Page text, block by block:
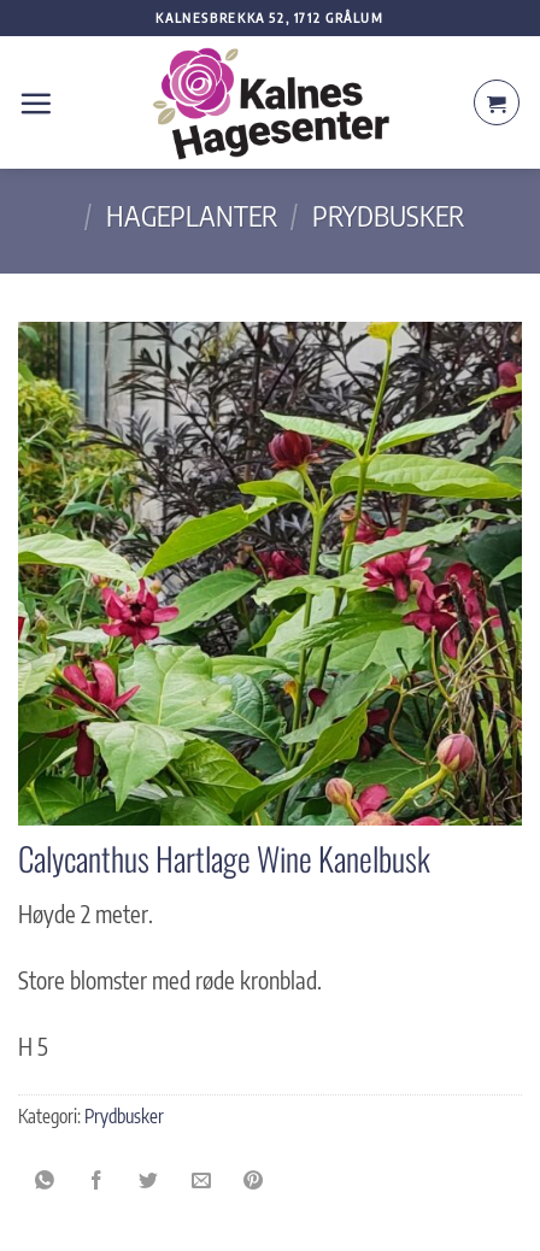
content
KALNESBREKKA 52, 1712 GRÅLUM
/ HAGEPLANTER / PRYDBUSKER
Calycanthus Hartlage Wine Kanelbusk
Høyde 2 meter.
Store blomster med røde kronblad.
H 5
Kategori: Prydbusker